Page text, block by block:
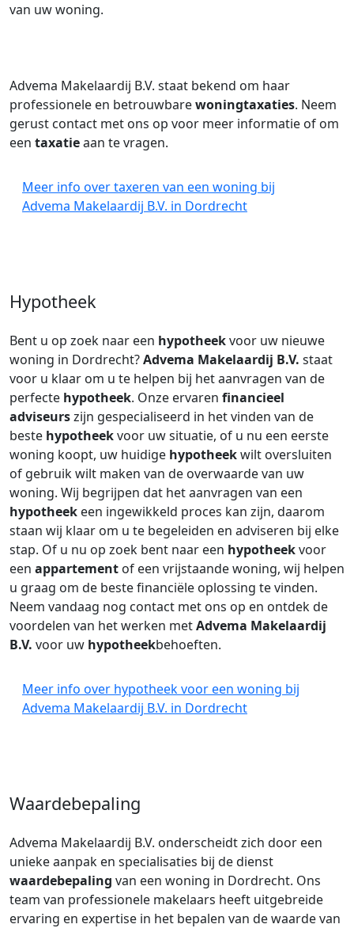
van uw woning.
Advema Makelaardij B.V. staat bekend om haar
professionele en betrouwbarewoningtaxaties. Neem
gerust contact met ons op voor meer informatie of om
een taxatieaan te vragen.
Meer info over taxeren van een woning bij
Advema Makelaardij B.V. in Dordrecht
Hypotheek
Bent u op zoek naar een hypotheekvoor uw nieuwe
woning in Dordrecht?Advema Makelaardij B.V. staat
voor u klaar om u te helpen bij het aanvragen van de
perfecte hypotheek. Onze ervaren financieel
adviseurszijn gespecialiseerd in het vinden van de
beste hypotheekvoor uw situatie, of u nu een eerste
woning koopt, uw huidige hypotheekwilt oversluiten
of gebruik wilt maken van de overwaarde van uw
woning. Wij begrijpen dat het aanvragen van een
hypotheek een ingewikkeld proces kan zijn, daarom
staan wij klaar om u te begeleiden en adviseren bij elke
stap. Of u nu op zoek bent naar een hypotheekvoor
een appartement of een vrijstaande woning, wij helpen
u graag om de beste financiële oplossing te vinden.
Neem vandaag nog contact met ons op en ontdek de
voordelen van het werken metAdvema Makelaardij
B.V. voor uw hypotheekbehoeften.
Meer info over hypotheek voor een woning bij
Advema Makelaardij B.V. in Dordrecht
Waardebepaling
Advema Makelaardij B.V. onderscheidt zich door een
unieke aanpak en specialisaties bij de dienst
waardebepaling van een woning in Dordrecht. Ons
team van professionele makelaars heeft uitgebreide
ervaring en expertise in het bepalen van de waarde van